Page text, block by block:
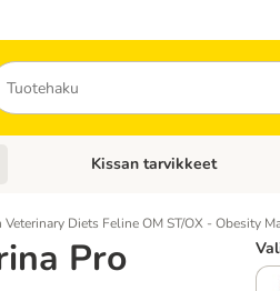
Koiran tarvikkeet
Avaa kategoriavalikko:
Kissan tarvikkeet
Diets Feline OM ST/OX - Obesity
Pro